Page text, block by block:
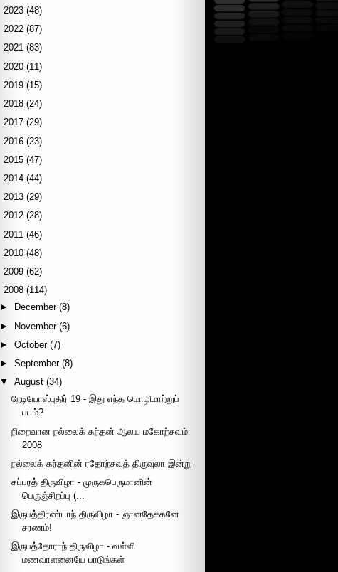
2023 (48)
2022 (87)
2021 (83)
2020 (11)
2019 (15)
2018 (24)
2017 (29)
2016 (23)
2015 (47)
2014 (44)
2013 (29)
2012 (28)
2011 (46)
2010 (48)
2009 (62)
2008 (114)
►
December (8)
► November (6)
►October (7)
►September (8)
▼
August (34)
றேடியோஸ்புதிர் 19 - இது எந்த மொழிமாற்றுப்
படம்?
நிறைவான நல்லைக் கந்தன் ஆலய மகோற்சவம்
2008
நல்லைக் கந்தனின் ரதோற்சவத் திருவுலா இன்று
சப்பரத் திருவிழா - முருகபெருமானின்
பெருஞ்சிறப்பு (...
இருபத்திரண்டாந் திருவிழா - ஞானதேசகனே
சரணம்!
இருபத்தோராந் திருவிழா - வள்ளி
மணவாளனையே பாடுங்கள்